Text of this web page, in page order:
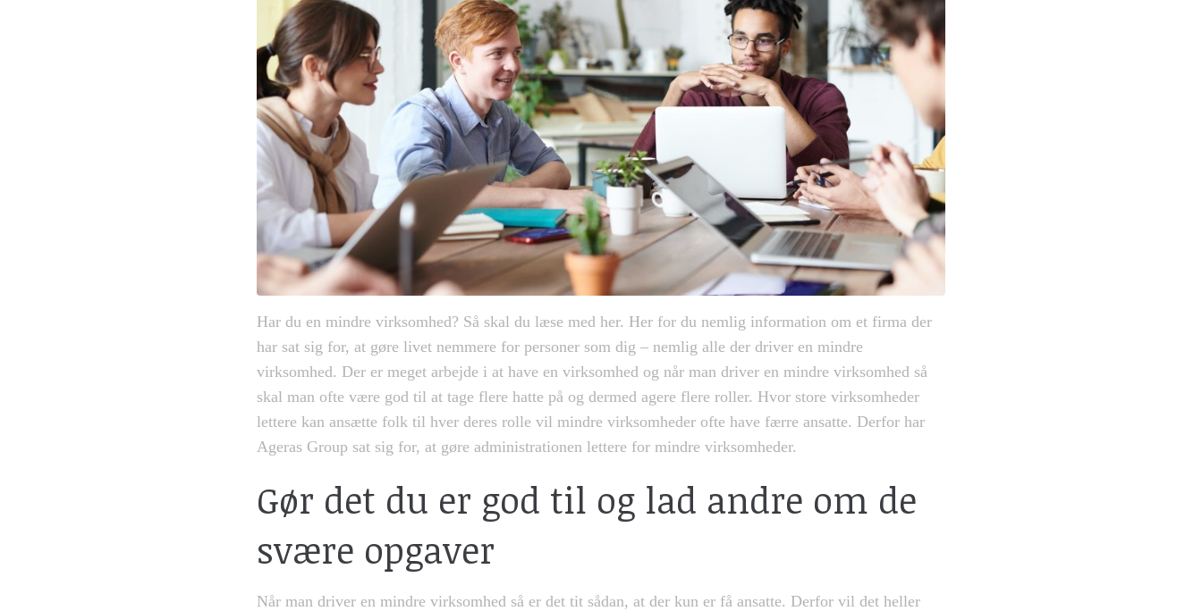
Har du en mindre virksomhed? Så skal du læse med her. Her for du nemlig information om et firma der
har sat sig for, at gøre livet nemmere for personer som dig – nemlig alle der driver en mindre
virksomhed. Der er meget arbejde i at have en virksomhed og når man driver en mindre virksomhed så
skal man ofte være god til at tage flere hatte på og dermed agere flere roller. Hvor store virksomheder
lettere kan ansætte folk til hver deres rolle vil mindre virksomheder ofte have færre ansatte. Derfor har
Ageras Group sat sig for, at gøre administrationen lettere for mindre virksomheder.
Gør det du er god til og lad andre om de
svære opgaver
Når man driver en mindre virksomhed så er det tit sådan, at der kun er få ansatte. Derfor vil det heller